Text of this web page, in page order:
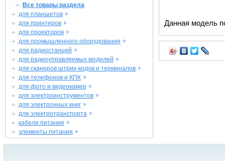
Все товары раздела
для планшетов
для принтеров
для проекторов
для промышленного оборудования
для радиостанций
для радиоуправляемых моделей
для сканеров штрих-кодов и терминалов
для телефонов и КПК
для фото и видеокамер
для электроинструментов
для электронных книг
для электротранспорта
кабели питания
элементы питания
Данная модель